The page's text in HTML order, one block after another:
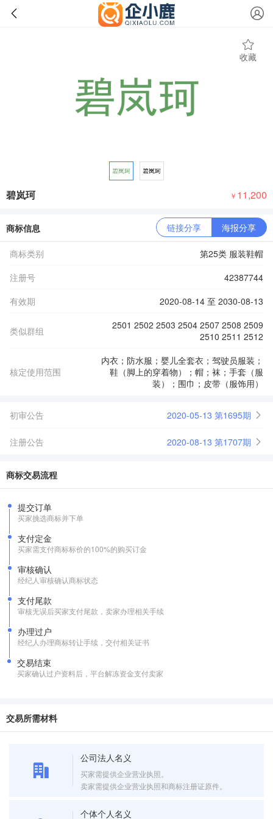
收藏
碧岚珂 ￥ 11,200
商标信息 链接分享 海报分享
商标类别
第25类 服装鞋帽
注册号
42387744
有效期
2020-08-14 至 2030-08-13
类似群组
2501 2502 2503 2504 2507 2508 2509
2510 2511 2512
核定使用范围
内衣；防水服；婴儿全套衣；驾驶员服装；
鞋（脚上的穿着物）；帽；袜；手套（服
装）；围巾；皮带（服饰用）
初审公告 2020-05-13 第1695期
注册公告 2020-08-13 第1707期
商标交易流程
提交订单
买家挑选商标并下单
支付定金
买家需支付商标标价的100%的购买订金
审核确认
经纪人审核确认商标状态
支付尾款
审核无误后买家支付尾款，卖家办理相关手续
办理过户
经纪人办理商标转让手续，交付相关证书
交易结束
买家确认过户资料后，平台解冻资金支付卖家
交易所需材料
公司法人名义
买家需提供企业营业执照。
卖家需提供企业营业执照和商标注册证原件。
个体个人名义